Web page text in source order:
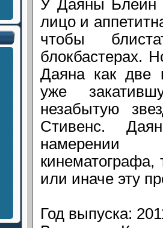
У Даяны Блейн
лицо и
чтобы
блокбастерах.
Даяна как две
уже
незабытую
Стивенс.
кинематографа,
или иначе эту
Год выпуска: